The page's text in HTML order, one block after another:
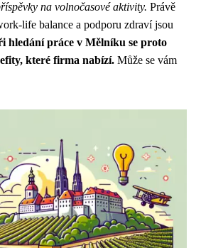
na volnočasové aktivity. Právě
life balance a podporu zdraví jsou
hledání práce v Mělníku se proto
které firma nabízí. Může se vám